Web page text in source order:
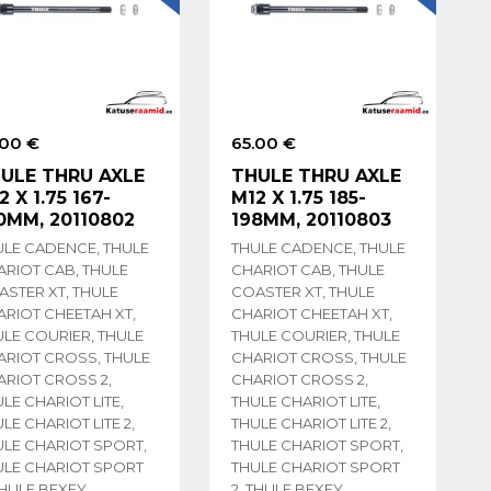
€
THRU AXLE
X 1.75 167-
20110802
CADENCE, THULE
CAB, THULE
XT, THULE
CHEETAH XT,
COURIER, THULE
CROSS, THULE
CROSS 2,
CHARIOT LITE,
CHARIOT LITE 2,
CHARIOT SPORT,
CHARIOT SPORT
65.00 €
THULE THRU AXLE
M12 X 1.75 185-
198MM, 20110803
THULE CADENCE, THULE
CHARIOT CAB, THULE
COASTER XT, THULE
CHARIOT CHEETAH XT,
THULE COURIER, THULE
CHARIOT CROSS, THULE
CHARIOT CROSS 2,
THULE CHARIOT LITE,
THULE CHARIOT LITE 2,
THULE CHARIOT SPORT,
THULE CHARIOT SPORT